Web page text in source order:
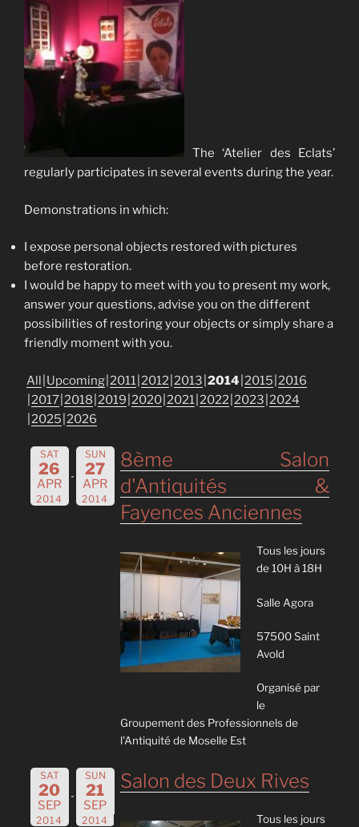
The ‘Atelier des Eclats’
regularly participates in several events during the year.
Demonstrations in which:
I expose personal objects restored with pictures
before restoration.
I would be happy to meet with you to present my work,
answer your questions, advise you on the different
possibilities of restoring your objects or simply share a
friendly moment with you.
All Upcoming 2011 2012 2013 2014 2015 2016
2017 2018 2019 2020 2021 2022 2023 2024
2025 2026
SAT
26
APR
2014
SUN
27
APR
2014
8ème Salon
d'Antiquités &
Fayences Anciennes
Tous les jours
de 10H à 18H
Salle Agora
57500 Saint
Avold
Organisé par
le
Groupement des Professionnels de
l'Antiquité de Moselle Est
SAT
20
SEP
2014
SUN
21
SEP
2014
Salon des Deux Rives
Tous les jours